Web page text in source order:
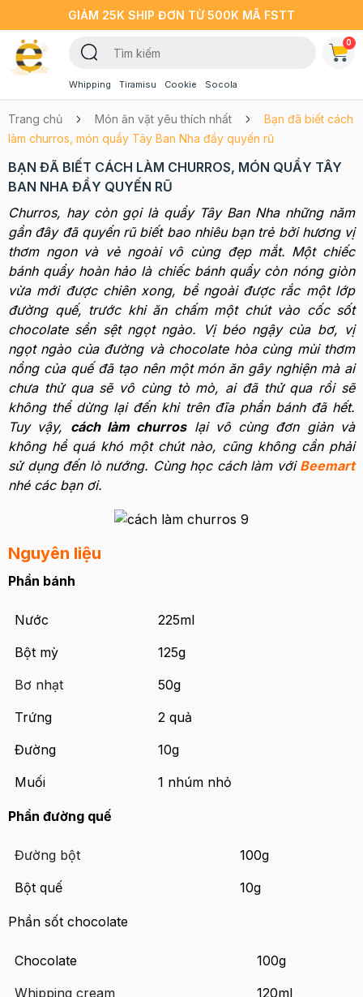
GIẢM 25K SHIP ĐƠN TỪ 500K MÃ FSTT
Whipping Tiramisu Cookie Socola
0
Trang chủ Món ăn vặt yêu thích nhất
Bạn đã biết cách
làm churros, món quẩy Tây Ban Nha đầy quyến rũ
BẠN ĐÃ BIẾT CÁCH LÀM CHURROS, MÓN QUẨY TÂY
BAN NHA ĐẦY QUYẾN RŨ
Churros, hay còn gọi là quẩy Tây Ban Nha những năm
gần đây đã quyến rũ biết bao nhiêu bạn trẻ bởi hương vị
thơm ngon và vẻ ngoài vô cùng đẹp mắt. Một chiếc
bánh quẩy hoàn hảo là chiếc bánh quẩy còn nóng giòn
vừa mới được chiên xong, bề ngoài được rắc một lớp
đường quế, trước khi ăn chấm một chút vào cốc sốt
chocolate sền sệt ngọt ngào. Vị béo ngậy của bơ, vị
ngọt ngào của đường và chocolate hòa cùng mùi thơm
nồng của quế đã tạo nên một món ăn gây nghiện mà ai
chưa thử qua sẽ vô cùng tò mò, ai đã thử qua rồi sẽ
không thể dừng lại đến khi trên đĩa phần bánh đã hết.
Tuy vậy, cách làm churroslại vô cùng đơn giản và
không hề quá khó một chút nào, cũng không cần phải
sử dụng đến lò nướng. Cùng học cách làm với Beemart
nhé các bạn ơi.
Nguyên liệu
Phần bánh
Nước
225ml
Bột mỳ
125g
Bơ nhạt
50g
Trứng
2 quả
Đường
10g
Muối
1 nhúm nhỏ
Phần đường quế
Đường bột
100g
Bột quế
10g
Phần sốt chocolate
Chocolate
100g
Whipping cream
120ml